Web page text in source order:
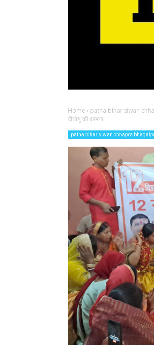
Home › patna bihar siwan
दीर्घायु की कामना
patna bihar siwan chhapra